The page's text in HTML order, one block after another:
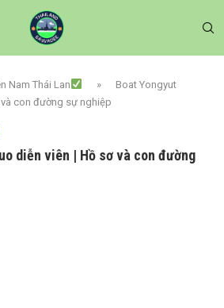
Nam Thái Lan »
Boat Yongyut
con đường sự nghiệp
diễn viên | Hồ sơ và con đường